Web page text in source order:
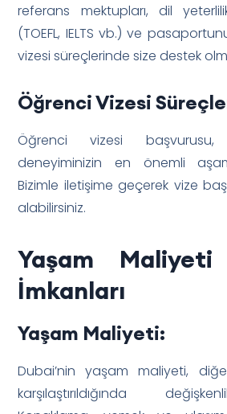
referans mektupları, dil
(TOEFL, IELTS vb.) ve
vizesi süreçlerinde size destek
Öğrenci Vizesi
Öğrenci vizesi başvurusu,
deneyiminizin en önemli
Bizimle iletişime geçerek vize
alabilirsiniz.
Yaşam
İmkanları
Yaşam Maliyeti:
Dubai’nin yaşam maliyeti,
karşılaştırıldığında